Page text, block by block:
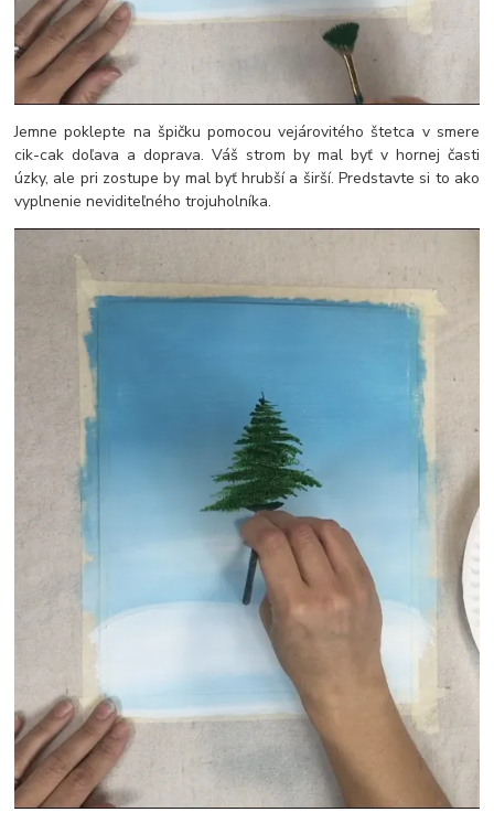
Jemne poklepte na špičku pomocou vejárovitého štetca v smere
cik-cak doľava a doprava. Váš strom by mal byť v hornej časti
úzky, ale pri zostupe by mal byť hrubší a širší. Predstavte si to ako
vyplnenie neviditeľného trojuholníka.